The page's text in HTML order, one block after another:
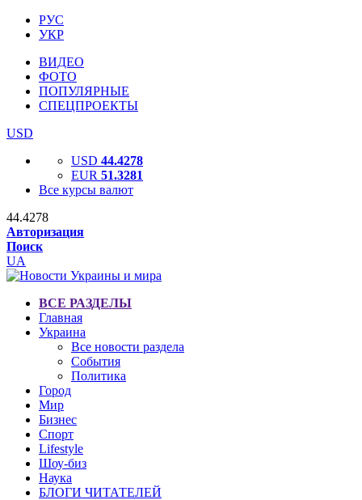
РУС
УКР
ВИДЕО
ФОТО
ПОПУЛЯРНЫЕ
СПЕЦПРОЕКТЫ
USD
USD 44.4278
EUR 51.3281
Все курсы валют
44.4278
Авторизация
Поиск
UA
ВСЕ РАЗДЕЛЫ
Главная
Украина
Все новости раздела
События
Политика
Город
Мир
Бизнес
Спорт
Lifestyle
Шоу-биз
Наука
БЛОГИ ЧИТАТЕЛЕЙ